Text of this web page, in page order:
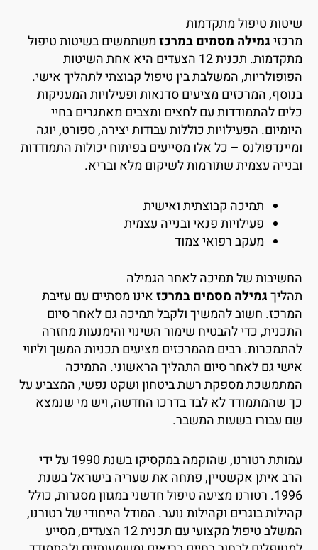
טיפול מתקדמות
גמילה מסמים במרכזמשתמשים בשיטות טיפול
מתקדמות. תכנית 12 הצעדים היא אחת השיטות
המשלבת בין טיפול קבוצתי לתהליך אישי.
המרכזים מציעים סדנאות ופעילויות המעניקות
להתמודדות עם לחצים ומצבים מאתגרים בחיי
הפעילויות כוללות עבודות יצירה, ספורט, יוגה
– כל אלו מסייעים בפיתוח יכולות התמודדות
עצמית שתורמות לשיקום מלא ובריא.
תמיכה קבוצתית ואישית
פעילויות פנאי ובנייה עצמית
מעקב רפואי צמוד
של תמיכה לאחר הגמילה
גמילה מסמים במרכזאינו מסתיים עם עזיבת
חשוב להמשיך ולקבל תמיכה גם לאחר סיום
כדי להבטיח שימור השינוי והימנעות מחזרה
רבים מהמרכזים מציעים תכניות המשך וליווי
גם לאחר סיום התהליך הראשוני. התמיכה
מספקת רשת ביטחון ושקט נפשי, המצביע על
שהמתמודד לא לבד בדרכו החדשה, ויש מי שנמצא
עבורו בשעות המשבר.
עמותת רטורנו, שהוקמה במקסיקו בשנת 1990 על ידי
איתן אקשטיין, פתחה את שעריה בישראל בשנת
1996. רטורנו מציעה טיפול חדשני במגוון מסגרות, כולל
בוגרים וקהילות נוער. המודל הייחודי של רטורנו,
המשלב טיפול מקצועי עם תכנית 12 הצעדים, מסייע